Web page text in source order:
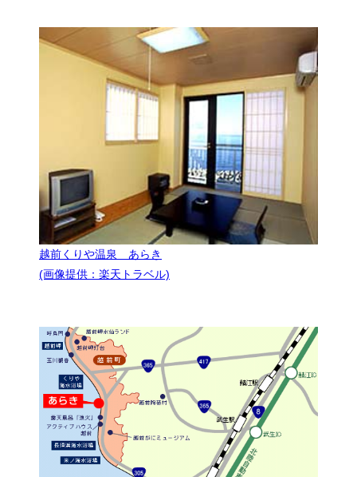
越前くりや温泉 あらき
(画像提供：楽天トラベル)